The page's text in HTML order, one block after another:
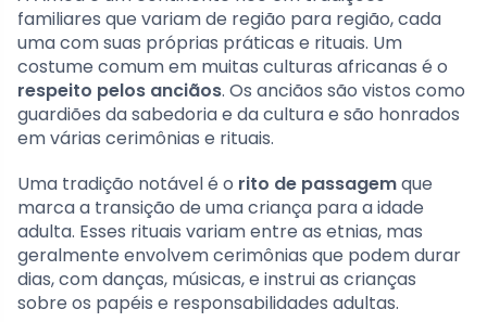
familiares que variam de região para região, cada
uma com suas próprias práticas e rituais. Um
costume comum em muitas culturas africanas é o
respeito pelos anciãos. Os anciãos são vistos como
guardiões da sabedoria e da cultura e são honrados
em várias cerimônias e rituais.
Uma tradição notável é o rito de passagemque
marca a transição de uma criança para a idade
adulta. Esses rituais variam entre as etnias, mas
geralmente envolvem cerimônias que podem durar
dias, com danças, músicas, e instrui as crianças
sobre os papéis e responsabilidades adultas.